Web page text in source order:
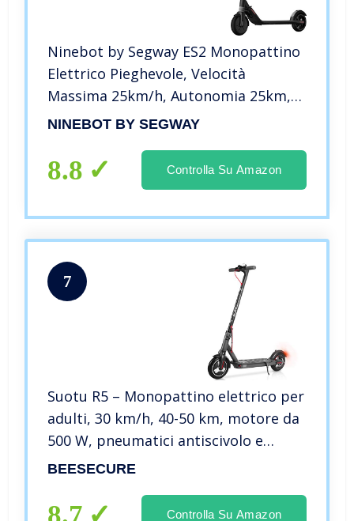
Ninebot by Segway ES2 Monopattino
Elettrico Pieghevole, Velocità
Massima 25km/h, Autonomia 25km,
55 x 27 x 41 cm, Grigio scuro (Dark
NINEBOT BY SEGWAY
8.8 Controlla Su Amazon
7
Suotu R5 – Monopattino elettrico per
adulti, 30 km/h, 40-50 km, motore da
500 W, pneumatici antiscivolo e
schermo LCD, impermeabile, per
BEESECURE
Controlla Su Amazon